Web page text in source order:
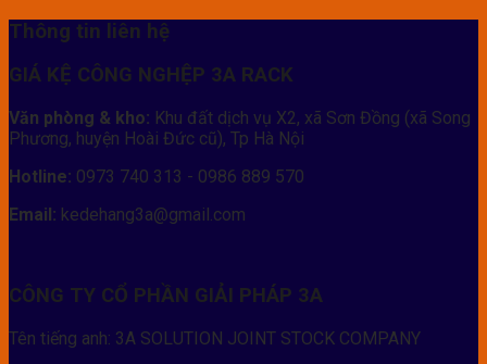
Thông tin liên hệ
GIÁ KỆ CÔNG NGHỆP 3A RACK
Văn phòng & kho: Khu đất dịch vụ X2, xã Sơn Đồng (xã Song
Phương, huyện Hoài Đức cũ), Tp Hà Nội
Hotline: 0973 740 313 - 0986 889 570
Email: kedehang3a@gmail.com
CÔNG TY CỔ PHẦN GIẢI PHÁP 3A
Tên tiếng anh: 3A SOLUTION JOINT STOCK COMPANY